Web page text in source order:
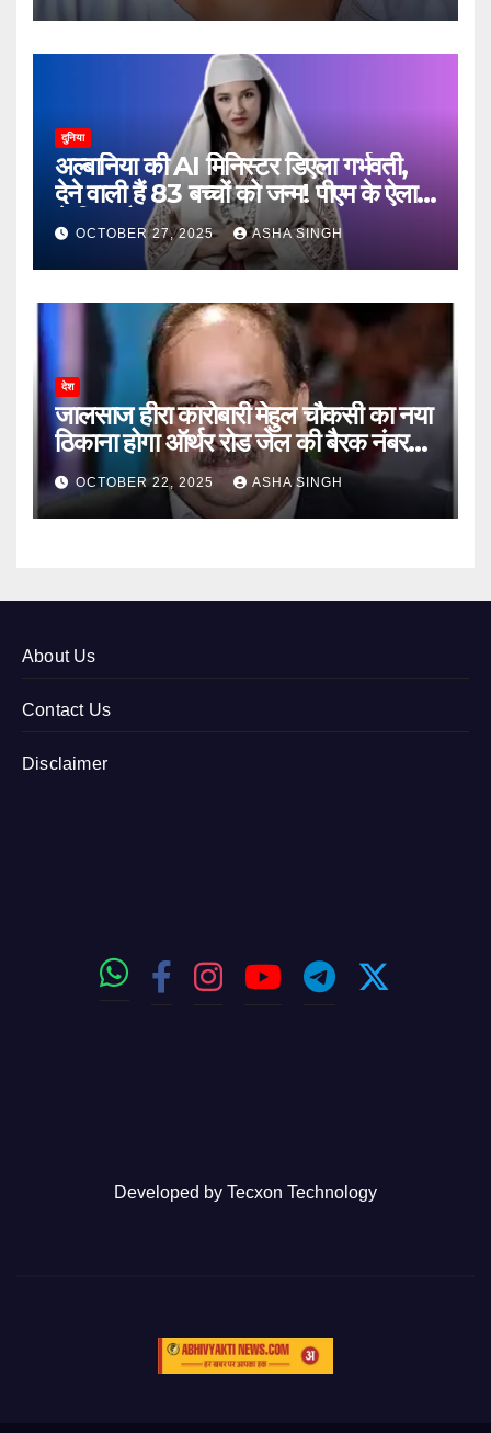
दुनिया
अल्बानिया की AI मिनिस्‍टर डिएला गर्भवती,
देने वाली हैं 83 बच्चों को जन्‍म! पीएम के ऐलान
ने किया हैरान
OCTOBER 27, 2025 ASHA SINGH
देश
जालसाज हीरा कारोबारी मेहुल चौकसी का नया
ठिकाना होगा ऑर्थर रोड जेल की बैरक नंबर
12OCTOBER 22, 2025 ASHA SINGH
About Us
Contact Us
Disclaimer
Developed by Tecxon Technology